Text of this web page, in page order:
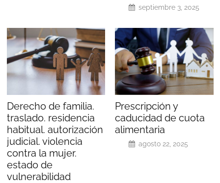
septiembre 3, 2025
Derecho de familia.
traslado. residencia
habitual. autorización
judicial. violencia
contra la mujer.
estado de
vulnerabilidad
Prescripción y
caducidad de cuota
alimentaria
agosto 22, 2025